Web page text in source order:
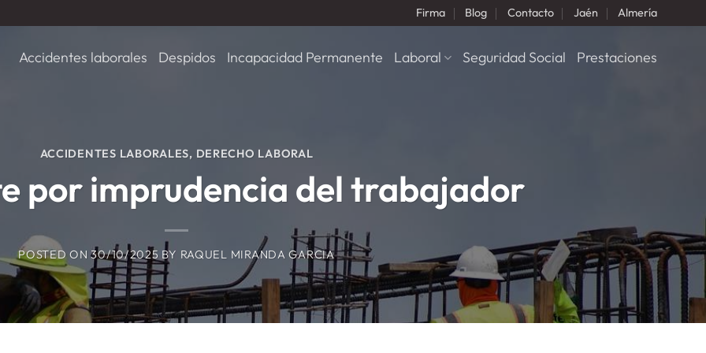
Firma Blog Contacto Jaén Almería
Accidentes laborales Despidos Incapacidad Permanente Laboral Seguridad Social Prestaciones
ACCIDENTES LABORALES, DERECHO LABORAL
por imprudencia del trabajador
POSTED ON30/10/2025 BY RAQUEL MIRANDA GARCIA